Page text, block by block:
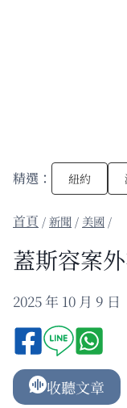
精選： 紐約
/新聞 / 美國 /
蓋斯容案
2025 年 10 月 9 日
收聽文章